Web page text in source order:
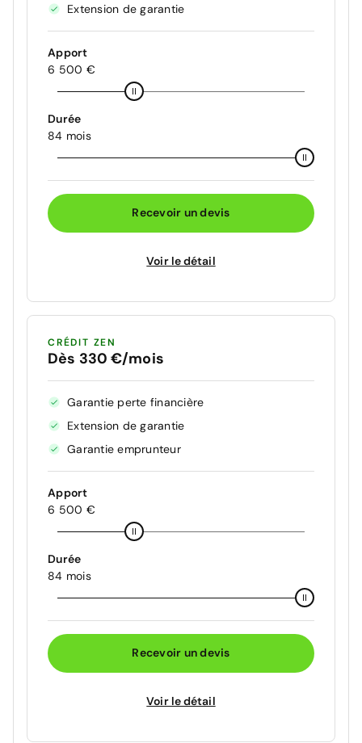
Extension de garantie
Apport
6 500 €
Durée
84 mois
Recevoir un devis
Voir le détail
CRÉDIT ZEN
Dès 330 €/mois
Garantie perte financière
Extension de garantie
Garantie emprunteur
Apport
6 500 €
Durée
84 mois
Recevoir un devis
Voir le détail